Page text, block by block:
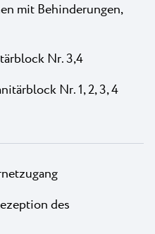
mit Behinderungen,
Nr. 3,4
Nr. 1, 2, 3, 4
des